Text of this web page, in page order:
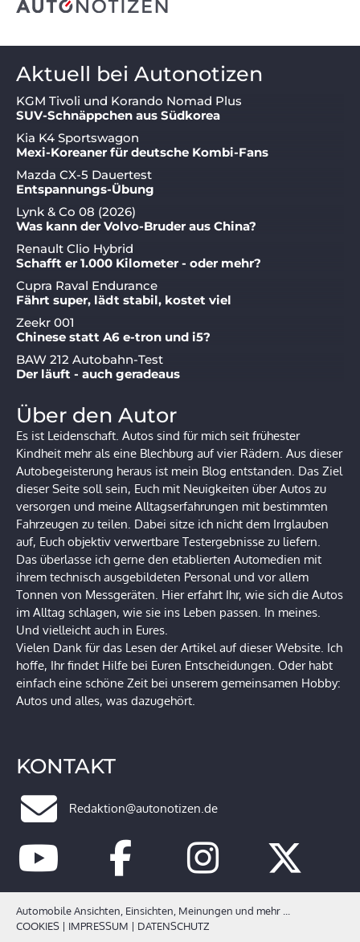
Aktuell bei Autonotizen
KGM Tivoli und Korando Nomad Plus
SUV-Schnäppchen aus Südkorea
Kia K4 Sportswagon
Mexi-Koreaner für deutsche Kombi-Fans
Mazda CX-5 Dauertest
Entspannungs-Übung
Lynk & Co 08 (2026)
Was kann der Volvo-Bruder aus China?
Renault Clio Hybrid
Schafft er 1.000 Kilometer - oder mehr?
Cupra Raval Endurance
Fährt super, lädt stabil, kostet viel
Zeekr 001
Chinese statt A6 e-tron und i5?
BAW 212 Autobahn-Test
Der läuft - auch geradeaus
Über den Autor
Es ist Leidenschaft. Autos sind für mich seit frühester
Kindheit mehr als eine Blechburg auf vier Rädern. Aus dieser
Autobegeisterung heraus ist mein Blog entstanden. Das Ziel
dieser Seite soll sein, Euch mit Neuigkeiten über Autos zu
versorgen und meine Alltagserfahrungen mit bestimmten
Fahrzeugen zu teilen. Dabei sitze ich nicht dem Irrglauben
auf, Euch objektiv verwertbare Testergebnisse zu liefern.
Das überlasse ich gerne den etablierten Automedien mit
ihrem technisch ausgebildeten Personal und vor allem
Tonnen von Messgeräten. Hier erfahrt Ihr, wie sich die Autos
im Alltag schlagen, wie sie ins Leben passen. In meines.
Und vielleicht auch in Eures.
Vielen Dank für das Lesen der Artikel auf dieser Website. Ich
hoffe, Ihr findet Hilfe bei Euren Entscheidungen. Oder habt
einfach eine schöne Zeit bei unserem gemeinsamen Hobby:
Autos und alles, was dazugehört.
KONTAKT
Redaktion@autonotizen.de
Automobile Ansichten, Einsichten, Meinungen und mehr ...
COOKIES | IMPRESSUM | DATENSCHUTZ